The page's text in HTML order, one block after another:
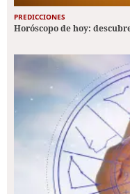
PREDICCIONES
Horóscopo de hoy: